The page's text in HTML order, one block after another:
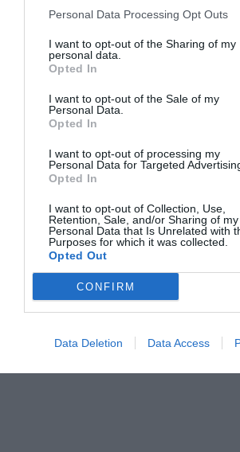
Personal Data Processing Opt Outs
I want to opt-out of the Sharing of my
personal data.
Opted In
I want to opt-out of the Sale of my
Personal Data.
Opted In
I want to opt-out of processing my
Personal Data for Targeted
Opted In
I want to opt-out of Collection, Use,
Retention, Sale, and/or Sharing of my
Personal Data that Is Unrelated with
Purposes for which it was collected.
Opted Out
CONFIRM
Data Deletion Data Access
Παρασκευή, 07
Κυριακή +36°+ 27°
Δευτέρα+35°+ 26°
+36° +25°
Πέμπτη +36°+25°
Πρόγνωση για 7 μέρες